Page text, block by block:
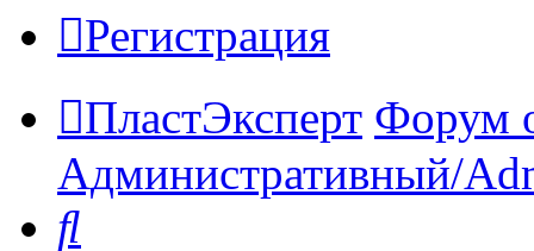
Регистрация
ПластЭксперт Форум
Административный/